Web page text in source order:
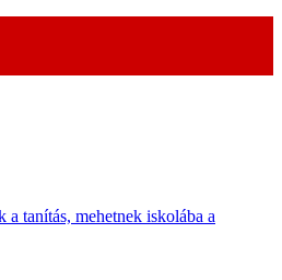
tanítás, mehetnek iskolába a